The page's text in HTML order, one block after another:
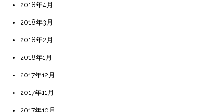
2018年4月
2018年3月
2018年2月
2018年1月
2017年12月
2017年11月
2017年10月